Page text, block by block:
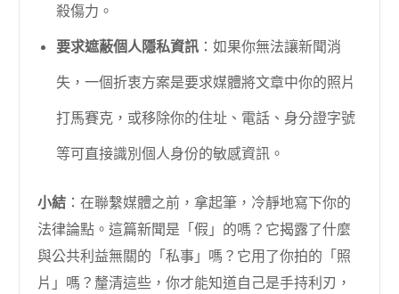
殺傷力。
要求遮蔽個人隱私資訊 ：如果你無法讓新聞消
失，一個折衷方案是要求媒體將文章中你的照片
打馬賽克，或移除你的住址、電話、身分證字號
等可直接識別個人身份的敏感資訊。
小結 ：在聯繫媒體之前，拿起筆，冷靜地寫下你的
法律論點。這篇新聞是「假」的嗎？它揭露了什麼
與公共利益無關的「私事」嗎？它用了你拍的「照
片」嗎？釐清這些，你才能知道自己是手持利刃，